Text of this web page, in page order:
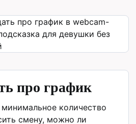
про график
количество
смену, можно ли